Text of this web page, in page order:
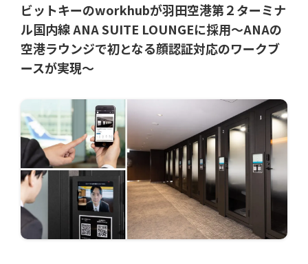
ビットキーのworkhubが羽田空港第２ターミナ
ル国内線 ANA SUITE LOUNGEに採用〜ANAの
空港ラウンジで初となる顔認証対応のワークブ
ースが実現〜